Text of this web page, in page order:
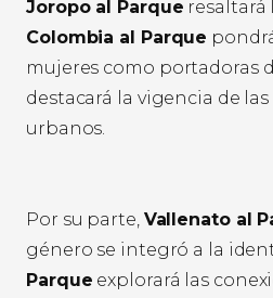
Joropo al Parque resaltará
Colombia al Parque
mujeres como portadoras
destacará la vigencia de
urbanos.
Por su parte, Vallenato al
género se integró a la
Parque explorará las